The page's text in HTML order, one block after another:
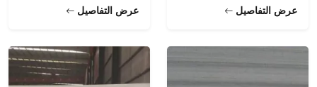
عرض التفاصيل عرض التفاصيل